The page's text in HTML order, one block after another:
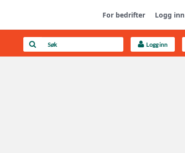
For bedrifter Logg inn
Last opp selv Logg inn